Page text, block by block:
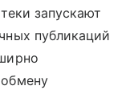
запускают
публикаций